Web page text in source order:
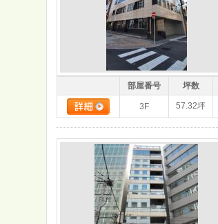
部屋番号 坪数
3F 57.32坪